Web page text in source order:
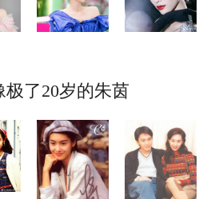
了20岁的朱茵